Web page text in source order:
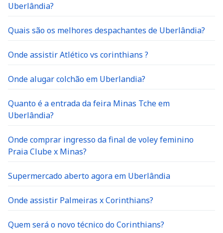
Uberlândia?
Quais são os melhores despachantes de Uberlândia?
Onde assistir Atlético vs corinthians ?
Onde alugar colchão em Uberlandia?
Quanto é a entrada da feira Minas Tche em
Uberlândia?
Onde comprar ingresso da final de voley feminino
Praia Clube x Minas?
Supermercado aberto agora em Uberlândia
Onde assistir Palmeiras x Corinthians?
Quem será o novo técnico do Corinthians?